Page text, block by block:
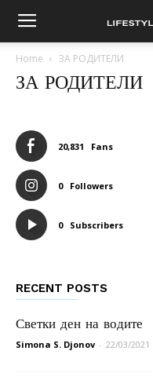
Home ЗА РОДИТЕЛИ
ЗА РОДИТЕЛИ
20,831 Fans
0 Followers
0 Subscribers
RECENT POSTS
Светки ден на водите
Simona S. Djonov - 22/03/2021